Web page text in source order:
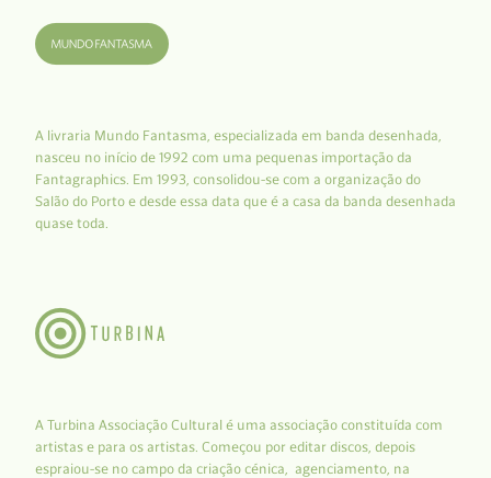
A livraria Mundo Fantasma, especializada em banda desenhada,
nasceu no início de 1992 com uma pequenas importação da
Fantagraphics. Em 1993, consolidou-se com a organização do
Salão do Porto e desde essa data que é a casa da banda desenhada
quase toda.
A Turbina Associação Cultural é uma associação constituída com
artistas e para os artistas. Começou por editar discos, depois
espraiou-se no campo da criação cénica, agenciamento, na